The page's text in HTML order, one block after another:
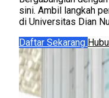
sini. Ambil langkah
di Universitas Dian
Daftar Sekarang